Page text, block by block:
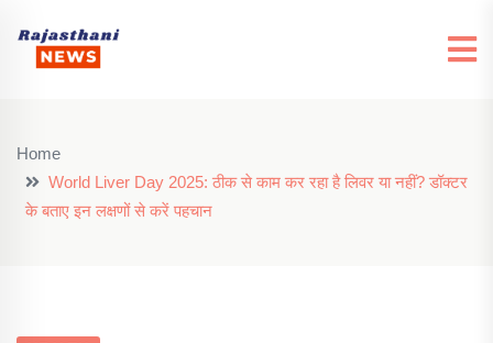
Home
World Liver Day 2025: ठीक से काम कर रहा है लिवर या नहीं? डॉक्टर
के बताए इन लक्षणों से करें पहचान